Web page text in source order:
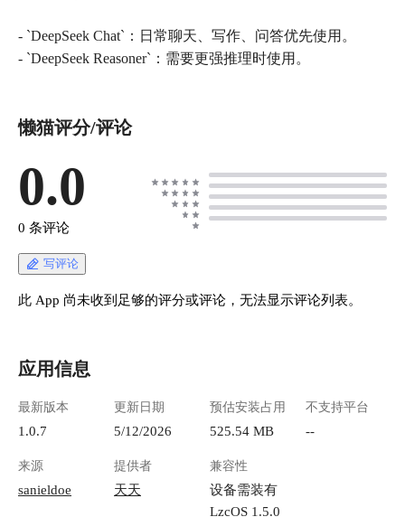
- `DeepSeek Chat`：日常聊天、写作、问答优先使用。
- `DeepSeek Reasoner`：需要更强推理时使用。
懒猫评分/评论
0.0
0 条评论
写评论
此 App 尚未收到足够的评分或评论，无法显示评论列表。
应用信息
最新版本
1.0.7
更新日期
5/12/2026
预估安装占用
525.54 MB
不支持平台
--
来源
sanieldoe
提供者
天天
兼容性
设备需装有
LzcOS 1.5.0